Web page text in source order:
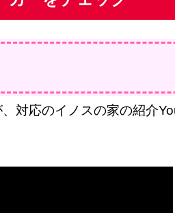
対応のイノスの家の紹介